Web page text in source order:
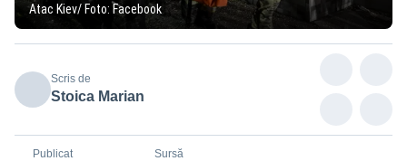
Atac Kiev/ Foto: Facebook
Scris de
Stoica Marian
Publicat Sursă